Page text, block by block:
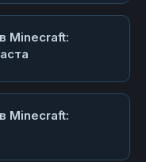
Minecraft:
Minecraft: